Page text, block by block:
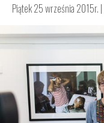
Piątek 25 września 2015r. |